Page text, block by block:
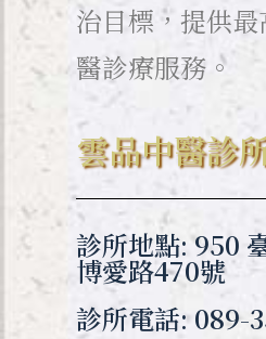
治目標，提供
醫診療服務。
雲品中醫診
診所地點: 950
博愛路470號
診所電話: 089-